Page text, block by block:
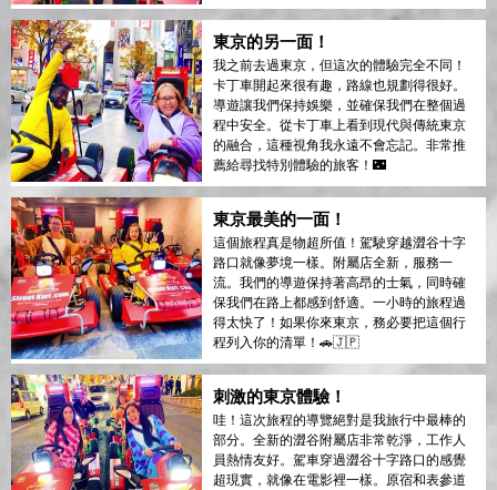
東京的另一面！
我之前去過東京，但這次的體驗完全不同！
卡丁車開起來很有趣，路線也規劃得很好。
導遊讓我們保持娛樂，並確保我們在整個過
程中安全。從卡丁車上看到現代與傳統東京
的融合，這種視角我永遠不會忘記。非常推
薦給尋找特別體驗的旅客！🌃
東京最美的一面！
這個旅程真是物超所值！駕駛穿越澀谷十字
路口就像夢境一樣。附屬店全新，服務一
流。我們的導遊保持著高昂的士氣，同時確
保我們在路上都感到舒適。一小時的旅程過
得太快了！如果你來東京，務必要把這個行
程列入你的清單！🚗🇯🇵
刺激的東京體驗！
哇！這次旅程的導覽絕對是我旅行中最棒的
部分。全新的澀谷附屬店非常乾淨，工作人
員熱情友好。駕車穿過澀谷十字路口的感覺
超現實，就像在電影裡一樣。原宿和表參道